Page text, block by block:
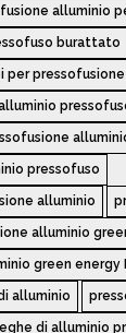
alluminio
burattato
per
pressofuso
alluminio
alluminio
green energy
alluminio
di alluminio